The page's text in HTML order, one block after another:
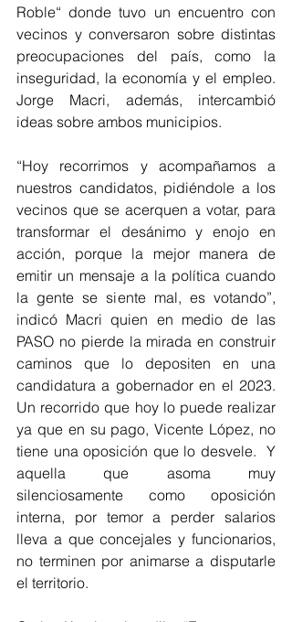
Roble“ donde tuvo un encuentro con
vecinos y conversaron sobre distintas
preocupaciones del país, como la
inseguridad, la economía y el empleo.
Jorge Macri, además, intercambió
ideas sobre ambos municipios.
“Hoy recorrimos y acompañamos a
nuestros candidatos, pidiéndole a los
vecinos que se acerquen a votar, para
transformar el desánimo y enojo en
acción, porque la mejor manera de
emitir un mensaje a la política cuando
la gente se siente mal, es votando”,
indicó Macri quien en medio de las
PASO no pierde la mirada en construir
caminos que lo depositen en una
candidatura a gobernador en el 2023.
Un recorrido que hoy lo puede realizar
ya que en su pago, Vicente López, no
tiene una oposición que lo desvele.  Y
aquella que asoma muy
silenciosamente como oposición
interna, por temor a perder salarios
lleva a que concejales y funcionarios,
no terminen por animarse a disputarle
el territorio.